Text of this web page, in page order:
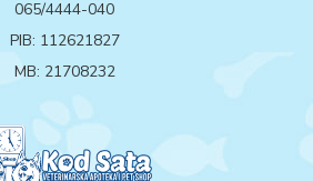
065/4444-040
PIB: 112621827
MB: 21708232